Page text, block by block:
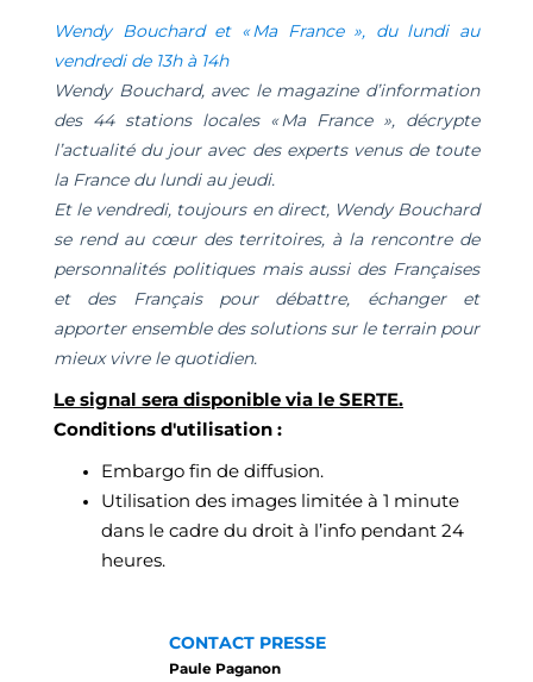
Wendy Bouchard et « Ma France », du lundi au
vendredi de 13h à 14h
Wendy Bouchard, avec le magazine d’information
des 44 stations locales « Ma France », décrypte
l’actualité du jour avec des experts venus de toute
la France du lundi au jeudi.
Et le vendredi, toujours en direct, Wendy Bouchard
se rend au cœur des territoires, à la rencontre de
personnalités politiques mais aussi des Françaises
et des Français pour débattre, échanger et
apporter ensemble des solutions sur le terrain pour
mieux vivre le quotidien.
Le signal sera disponible via le SERTE.
Conditions d'utilisation :
Embargo fin de diffusion.
Utilisation des images limitée à 1 minute
dans le cadre du droit à l’info pendant 24
heures.
CONTACT PRESSE
Paule Paganon